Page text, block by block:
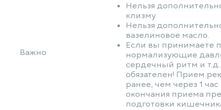
Важно
Нельзя
клизму.
Нельзя
вазелиновое масло.
Если вы принимаете
нормализующие
сердечный ритм и
обязателен! Прием
ранее, чем через 1
окончания приема
подготовки